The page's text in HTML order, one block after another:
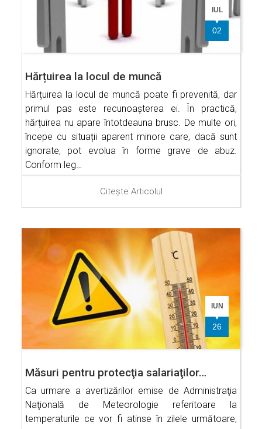
IUL
02
Hărțuirea la locul de muncă
Hărțuirea la locul de muncă poate fi prevenită, dar
primul pas este recunoașterea ei. În practică,
hărțuirea nu apare întotdeauna brusc. De multe ori,
începe cu situații aparent minore care, dacă sunt
ignorate, pot evolua în forme grave de abuz.
Conform leg…
Citește Articolul
IUN
26
Măsuri pentru protecţia salariaţilor…
Ca urmare a avertizărilor emise de Administraţia
Naţională de Meteorologie referitoare la
temperaturile ce vor fi atinse în zilele următoare,